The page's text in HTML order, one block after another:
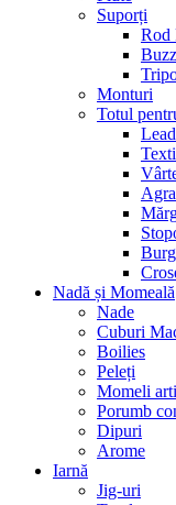
Suporți
Rod
Monturi
Totul
Nadă și Momeală
Nade
Cuburi
Boilies
Peleți
Momeli
Porumb
Dipuri
Arome
Iarnă
Jig-uri